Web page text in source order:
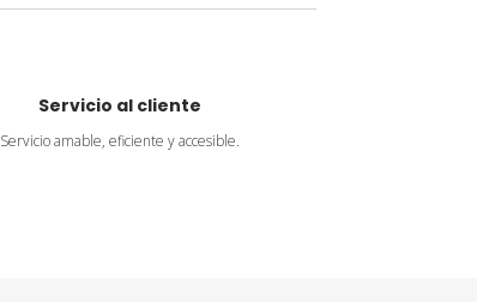
Servicio al cliente
Servicio amable, eficiente y accesible.